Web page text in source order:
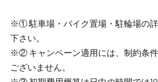
※① 駐車場・バイク置場・駐輪場の
下さい。
※② キャンペーン適用には、制約条
ございません。